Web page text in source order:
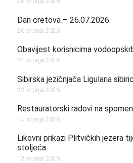
Dan cretova – 26.07.2026.
26. srpnja 2026.
Obavijest korisnicima
24. srpnja 2026.
Sibirska jezičnjača Ligularia
23. srpnja 2026.
Restauratorski radovi na
14. srpnja 2026.
Likovni prikazi Plitvičkih jezera
stoljeća
13. srpnja 2026.